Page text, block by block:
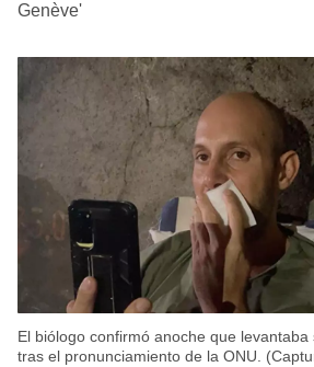
Genève'
El biólogo confirmó anoche que
tras el pronunciamiento de la ONU.